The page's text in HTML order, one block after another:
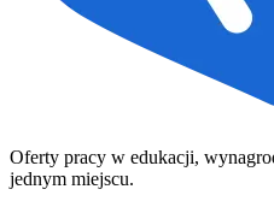
Oferty pracy w edukacji,
jednym miejscu.